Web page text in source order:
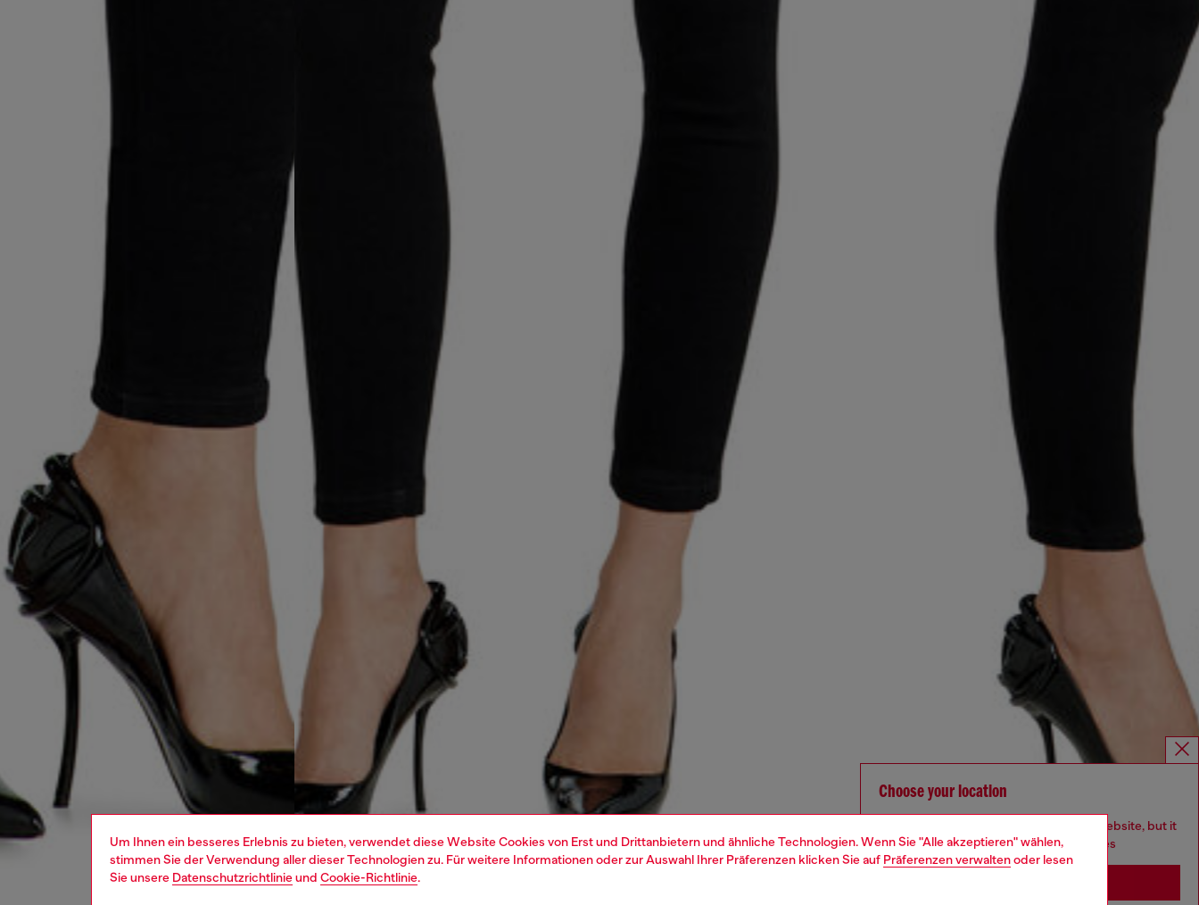
Um Ihnen ein besseres Erlebnis zu bieten, verwendet diese Website Cookies von Erst und Drittanbietern und ähnliche Technologien. Wenn Sie "Alle akzeptieren" wählen,
stimmen Sie der Verwendung aller dieser Technologien zu. Für weitere Informationen oder zur Auswahl Ihrer Präferenzen klicken Sie auf Präferenzen verwaltenoder lesen
Sie unsere Datenschutzrichtlinieund Cookie-Richtlinie.
Choose your location
You are currently browsing Österreich website, but it
seems you may be based in United States